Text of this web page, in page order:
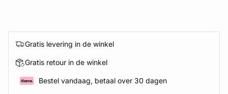
Gratis levering in de winkel
Gratis retour in de winkel
Bestel vandaag, betaal over 30 dagen